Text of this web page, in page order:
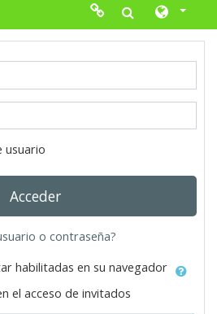
inglés
de inglés
University
usuario
Acceder
o contraseña?
habilitadas en su navegador
el acceso de invitados